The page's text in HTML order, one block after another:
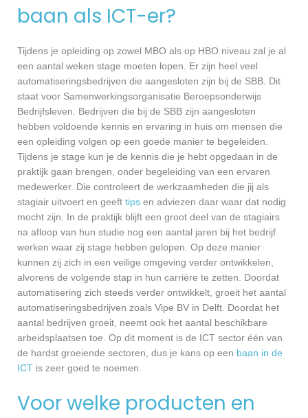
baan als ICT-er?
Tijdens je opleiding op zowel MBO als op HBO niveau zal je al
een aantal weken stage moeten lopen. Er zijn heel veel
automatiseringsbedrijven die aangesloten zijn bij de SBB. Dit
staat voor Samenwerkingsorganisatie Beroepsonderwijs
Bedrijfsleven. Bedrijven die bij de SBB zijn aangesloten
hebben voldoende kennis en ervaring in huis om mensen die
een opleiding volgen op een goede manier te begeleiden.
Tijdens je stage kun je de kennis die je hebt opgedaan in de
praktijk gaan brengen, onder begeleiding van een ervaren
medewerker. Die controleert de werkzaamheden die jij als
stagiair uitvoert en geeft tips en adviezen daar waar dat nodig
mocht zijn. In de praktijk blijft een groot deel van de stagiairs
na afloop van hun studie nog een aantal jaren bij het bedrijf
werken waar zij stage hebben gelopen. Op deze manier
kunnen zij zich in een veilige omgeving verder ontwikkelen,
alvorens de volgende stap in hun carrière te zetten. Doordat
automatisering zich steeds verder ontwikkelt, groeit het aantal
automatiseringsbedrijven zoals Vipe BV in Delft. Doordat het
aantal bedrijven groeit, neemt ook het aantal beschikbare
arbeidsplaatsen toe. Op dit moment is de ICT sector één van
de hardst groeiende sectoren, dus je kans op een baan in de
ICT is zeer goed te noemen.
Voor welke producten en